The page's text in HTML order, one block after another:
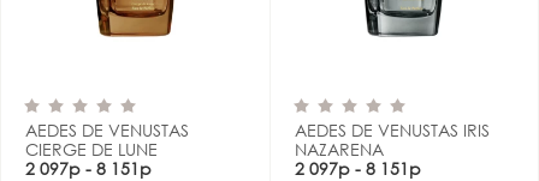
AEDES DE VENUSTAS
CIERGE DE LUNE
2 097р - 8 151р
AEDES DE VENUSTAS IRIS
NAZARENA
2 097р - 8 151р